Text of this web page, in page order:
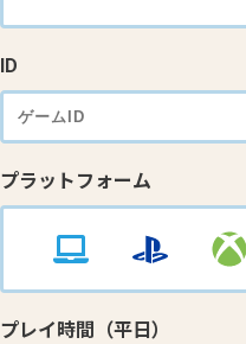
ID
プラットフォーム
プレイ時間（平日）